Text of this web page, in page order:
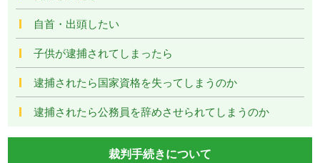
自首・出頭したい
子供が逮捕されてしまったら
逮捕されたら国家資格を失ってしまうのか
逮捕されたら公務員を辞めさせられてしまうのか
裁判手続きについて